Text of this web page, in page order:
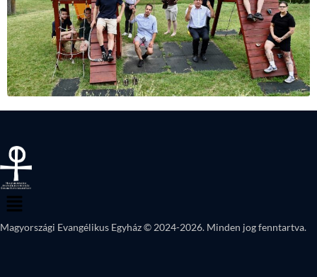
Magyországi Evangélikus Egyház © 2024-2026. Minden jog fenntartva.